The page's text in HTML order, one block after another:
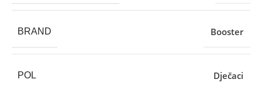
BRAND Booster
POL Dječaci